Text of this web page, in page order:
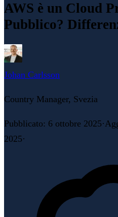
AWS è un Cloud
Pubblico?
Johan Carlsson
Country Manager, Svezia
Pubblicato: 6 ottobre 2025·
2025·